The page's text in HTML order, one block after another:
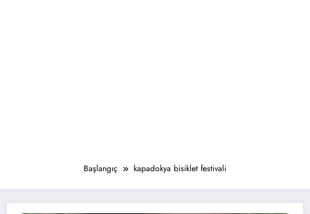
Başlangıç kapadokya bisiklet festivali